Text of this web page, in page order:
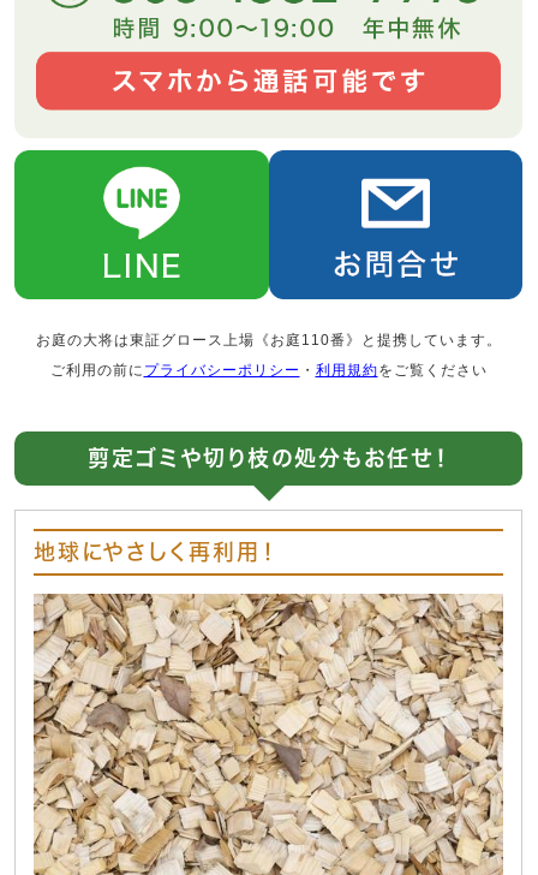
お庭の大将は東証グロース上場《お庭110番》と提携しています。
ご利用の前に プライバシーポリシー ・ 利用規約をご覧ください
剪定ゴミや切り枝の処分もお任せ！
地球にやさしく再利用！